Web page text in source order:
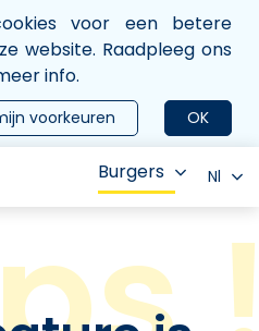
voor een betere
website. Raadpleeg ons
info.
OK
voorkeuren
Burgers Nl